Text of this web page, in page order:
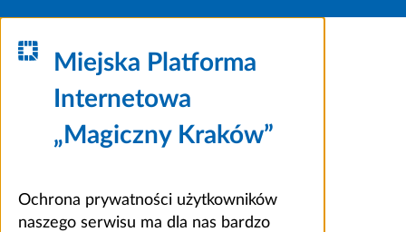
Miejska Platforma
Internetowa
„Magiczny Kraków”
Ochrona prywatności użytkowników
naszego serwisu ma dla nas bardzo